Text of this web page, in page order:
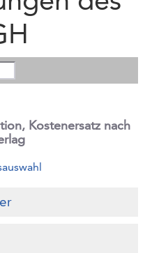
Kostenersatz nach